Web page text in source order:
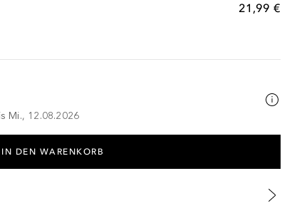
21,99 €
Mi., 12.08.2026
IN DEN WARENKORB